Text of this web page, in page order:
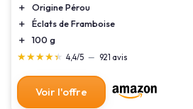
＋
Origine Pérou
＋
Éclats de Framboise
＋
100 g
★★★★★
★★★★★ 4,4/5 — 921 avis
Voir l'offre